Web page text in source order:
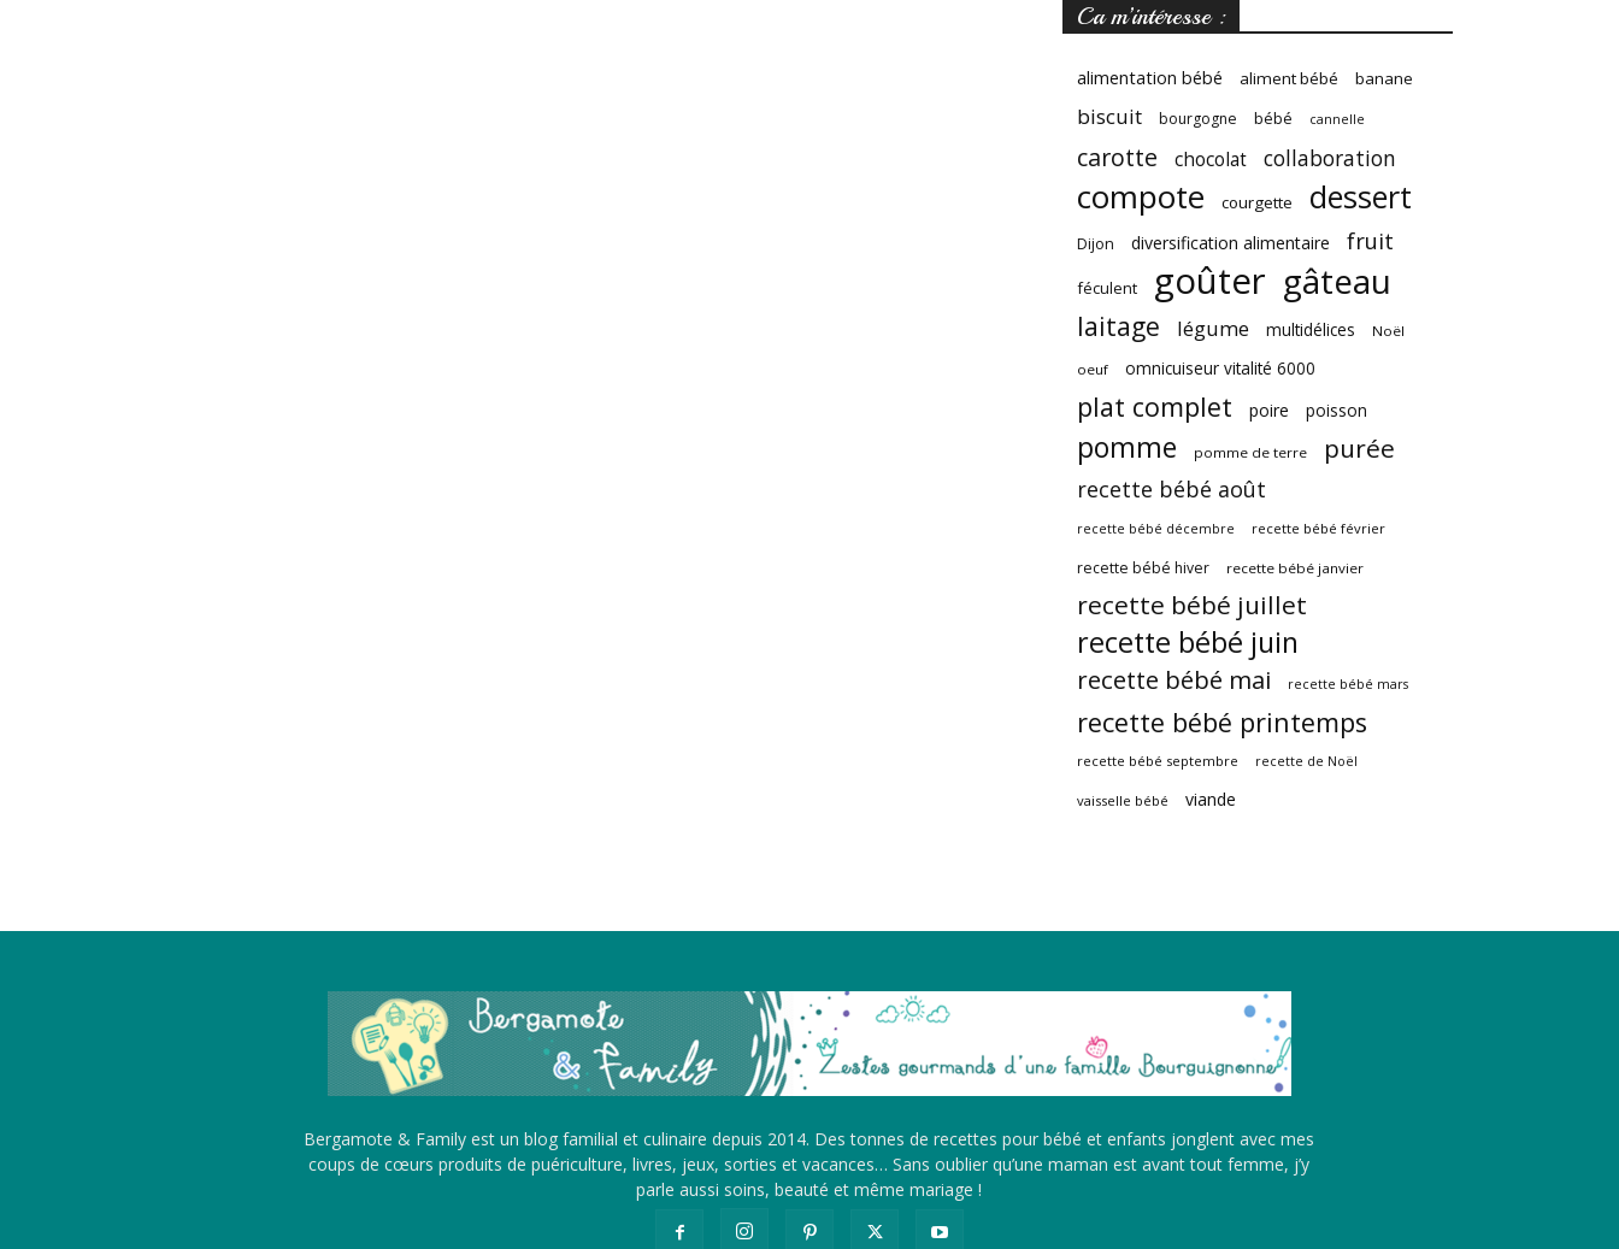
Ca m’intéresse :
alimentation bébé aliment bébé banane
biscuit bourgogne bébé cannelle
carotte chocolat collaboration
compote courgette dessert
Dijon diversification alimentaire fruit
féculent goûter gâteau
laitage légume multidélices Noël
oeuf omnicuiseur vitalité 6000
plat complet poire poisson
pomme pomme de terre purée
recette bébé août
recette bébé décembre recette bébé février
recette bébé hiver recette bébé janvier
recette bébé juillet
recette bébé juin
recette bébé mai recette bébé mars
recette bébé printemps
recette bébé septembre recette de Noël
vaisselle bébé viande
Bergamote & Family est un blog familial et culinaire depuis 2014. Des tonnes de recettes pour bébé et enfants jonglent avec mes
coups de cœurs produits de puériculture, livres, jeux, sorties et vacances… Sans oublier qu’une maman est avant tout femme, j’y
parle aussi soins, beauté et même mariage !